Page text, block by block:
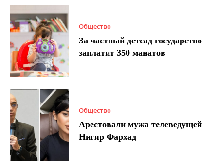
Общество
За частный детсад государство
заплатит 350 манатов
Общество
Арестовали мужа телеведущей
Нигяр Фархад